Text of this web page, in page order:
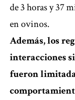
de 3 horas y 37
en ovinos.
Además, los
interacciones
fueron